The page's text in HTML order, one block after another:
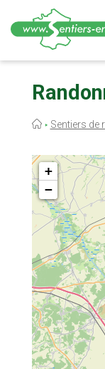
contenu
Fil
Sentiers de
+
−